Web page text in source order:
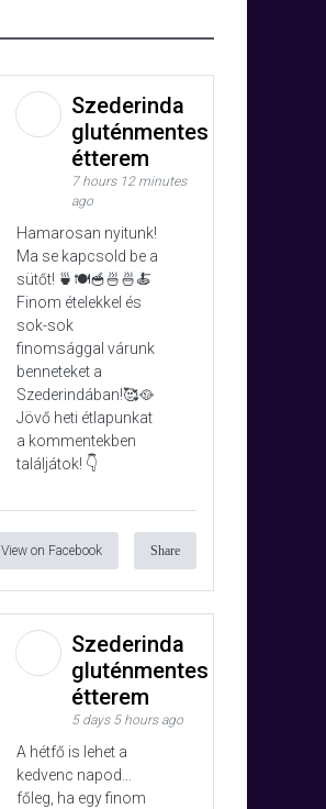
Szederinda
gluténmentes
étterem
7 hours 12 minutes
ago
Hamarosan nyitunk!
Ma se kapcsold be a
sütőt! 🍵🍽️🥣🍜🍜🍝
Finom ételekkel és
sok-sok
finomsággal várunk
benneteket a
Szederindában!🥰🥘
Jövő heti étlapunkat
a kommentekben
találjátok! 👇
View on Facebook Share
Szederinda
gluténmentes
étterem
5 days 5 hours ago
A hétfő is lehet a
kedvenc napod…
főleg, ha egy finom